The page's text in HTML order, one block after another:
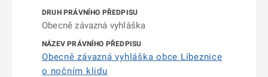
Obecně závazná vyhláška
Obecně závazná vyhláška obce Líbeznice
o nočním klidu